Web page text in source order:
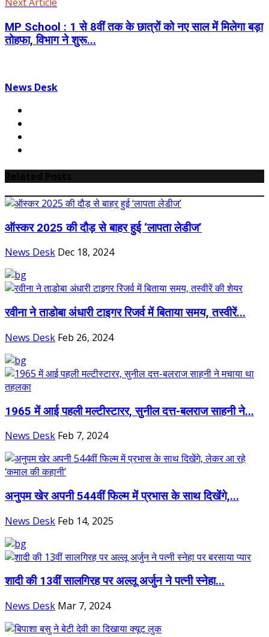
MP School : 1 से 8वीं तक के छात्रों को नए साल में मिलेगा बड़ा
तोहफा, विभाग ने शुरू...
News Desk
ऑस्कर 2025 की दौड़ से बाहर हुई ‘लापता लेडीज’
News Desk Dec 18, 2024
रवीना ने ताडोबा अंधारी टाइगर रिजर्व में बिताया समय, तस्वीरें...
News Desk Feb 26, 2024
1965 में आई पहली मल्टीस्टारर, सुनील दत्त-बलराज साहनी ने...
News Desk Feb 7, 2024
अनुपम खेर अपनी 544वीं फिल्म में प्रभास के साथ दिखेंगे,...
News Desk Feb 14, 2025
शादी की 13वीं सालगिरह पर अल्लू अर्जुन ने पत्‍नी स्नेहा...
News Desk Mar 7, 2024